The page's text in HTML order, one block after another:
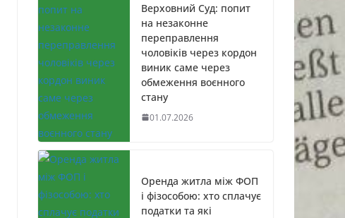
Верховний Суд: попит
на незаконне
переправлення
чоловіків через кордон
виник саме через
обмеження воєнного
стану
01.07.2026
Оренда житла між ФОП
і фізособою: хто сплачує
податки та які